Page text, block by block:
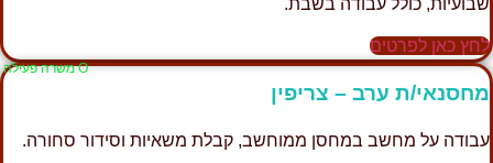
שבועיות, כולל עבודה בשבת.
לחץ כאן לפרטים
Ο משרה פעילה
מחסנאי/ת ערב – צריפין
עבודה על מחשב במחסן ממוחשב, קבלת משאיות וסידור סחורה.